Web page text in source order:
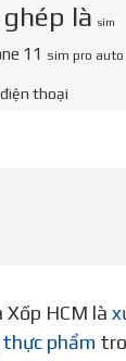
là sim
11 sim pro auto
thoại
HCM là
phẩm